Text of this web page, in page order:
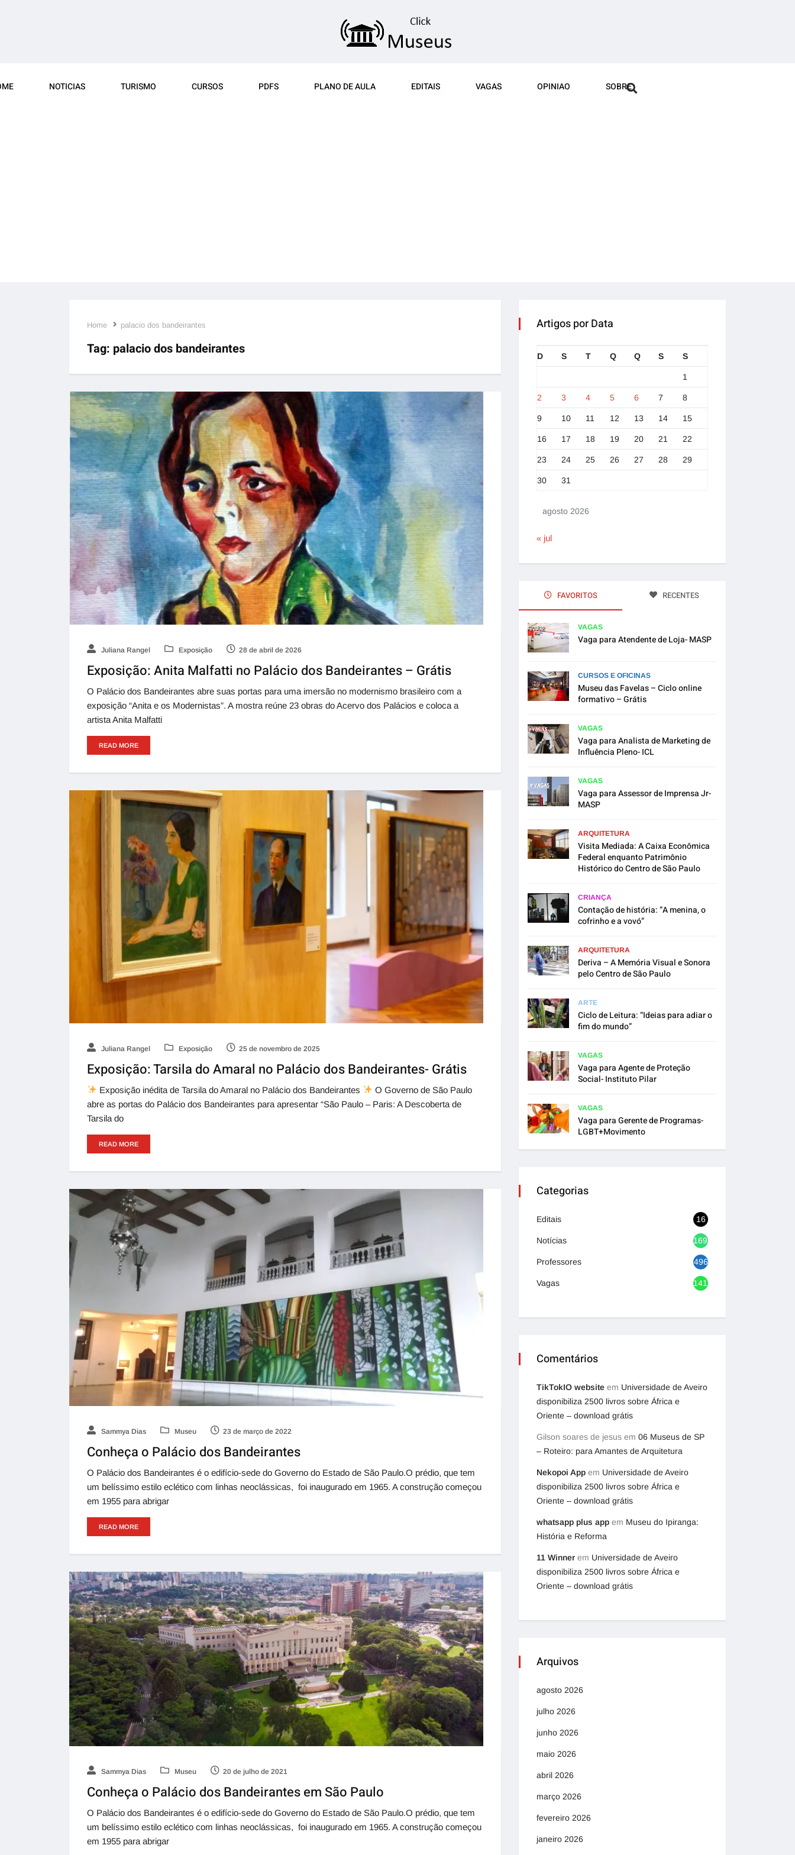
NOTICIAS TURISMO CURSOS PDFS PLANO DE AULA EDITAIS VAGAS OPINIAO SOBRE
Home palacio dos bandeirantes
Tag: palacio dos bandeirantes
Juliana Rangel Exposição 28 de abril de 2026
Exposição: Anita Malfatti no Palácio dos Bandeirantes – Grátis
O Palácio dos Bandeirantes abre suas portas para uma imersão no modernismo brasileiro com a
exposição “Anita e os Modernistas”. A mostra reúne 23 obras do Acervo dos Palácios e coloca a
artista Anita Malfatti
READ MORE
Juliana Rangel Exposição 25 de novembro de 2025
Exposição: Tarsila do Amaral no Palácio dos Bandeirantes- Grátis
Exposição inédita de Tarsila do Amaral no Palácio dos Bandeirantes
O Governo de São Paulo
abre as portas do Palácio dos Bandeirantes para apresentar “São Paulo – Paris: A Descoberta de
Tarsila do
READ MORE
Sammya Dias Museu 23 de março de 2022
Conheça o Palácio dos Bandeirantes
O Palácio dos Bandeirantes é o edifício-sede do Governo do Estado de São Paulo.O prédio, que tem
um belíssimo estilo eclético com linhas neoclássicas, foi inaugurado em 1965. A construção começou
em 1955 para abrigar
READ MORE
Sammya Dias Museu 20 de julho de 2021
Conheça o Palácio dos Bandeirantes em São Paulo
O Palácio dos Bandeirantes é o edifício-sede do Governo do Estado de São Paulo.O prédio, que tem
um belíssimo estilo eclético com linhas neoclássicas, foi inaugurado em 1965. A construção começou
em 1955 para abrigar
Artigos por Data
agosto 2026
D S T Q Q S S
1
2 3 4 5 6 7 8
9 10 11 12 13 14 15
16 17 18 19 20 21 22
23 24 25 26 27 28 29
30 31
« jul
FAVORITOS RECENTES
VAGAS
Vaga para Atendente de Loja- MASP
CURSOS E OFICINAS
Museu das Favelas – Ciclo online
formativo – Grátis
VAGAS
Vaga para Analista de Marketing de
Influência Pleno- ICL
VAGAS
Vaga para Assessor de Imprensa Jr-
MASP
ARQUITETURA
Visita Mediada: A Caixa Econômica
Federal enquanto Patrimônio
Histórico do Centro de São Paulo
CRIANÇA
Contação de história: “A menina, o
cofrinho e a vovó”
ARQUITETURA
Deriva – A Memória Visual e Sonora
pelo Centro de São Paulo
ARTE
Ciclo de Leitura: “Ideias para adiar o
fim do mundo”
VAGAS
Vaga para Agente de Proteção
Social- Instituto Pilar
VAGAS
Vaga para Gerente de Programas-
LGBT+Movimento
Categorias
Editais 16
Notícias 1692
Professores 496
Vagas 1417
Comentários
TikTokIO website em Universidade de Aveiro
disponibiliza 2500 livros sobre África e
Oriente – download grátis
Gilson soares de jesus em 06 Museus de SP
– Roteiro: para Amantes de Arquitetura
Nekopoi App em Universidade de Aveiro
disponibiliza 2500 livros sobre África e
Oriente – download grátis
whatsapp plus app em Museu do Ipiranga:
História e Reforma
11 Winner em Universidade de Aveiro
disponibiliza 2500 livros sobre África e
Oriente – download grátis
Arquivos
agosto 2026
julho 2026
junho 2026
maio 2026
abril 2026
março 2026
fevereiro 2026
janeiro 2026